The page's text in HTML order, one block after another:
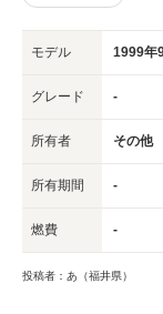
モデル 1999年
グレード -
所有者 その他
所有期間 -
燃費 -
投稿者：あ（福井県）